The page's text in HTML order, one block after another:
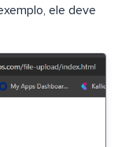
ele deve